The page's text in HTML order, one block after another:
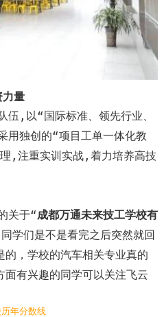
力量
,以“国际标准、领先行业、
用独创的“项目工单一体化教
,注重实训实战,着力培养高技
关于“成都万通未来技工学校有
学们是不是看完之后突然就回
，学校的汽车相关专业真的
面有兴趣的同学可以关注飞云
年分数线